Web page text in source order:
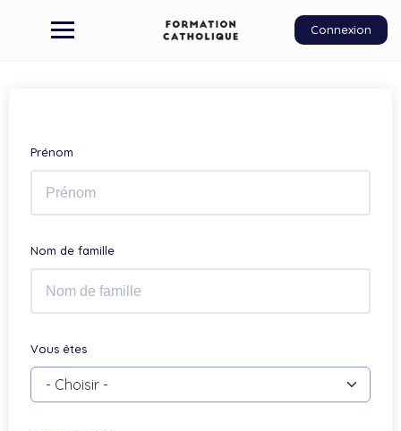
Connexion
Prénom
Nom de famille
Vous êtes
- Choisir -